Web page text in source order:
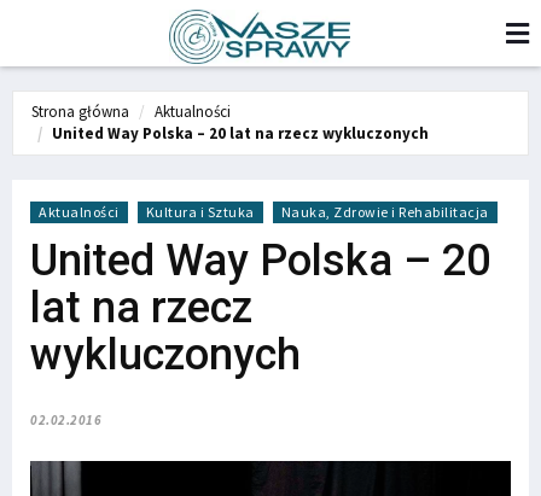
Strona główna
Aktualności
United Way Polska – 20 lat na rzecz wykluczonych
Aktualności Kultura i Sztuka Nauka, Zdrowie i Rehabilitacja
United Way Polska – 20
lat na rzecz
wykluczonych
02.02.2016